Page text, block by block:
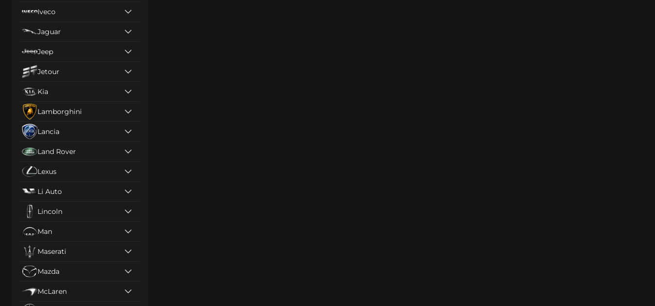
Iveco
Jaguar
Jeep
Jetour
Kia
Lamborghini
Lancia
Land Rover
Lexus
Li Auto
Lincoln
Man
Maserati
Mazda
McLaren